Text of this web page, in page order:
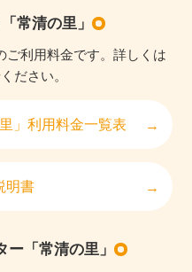
常清の里」
ご利用料金です。詳しくは
ださい。
」利用料金一覧表
明書
「常清の里」